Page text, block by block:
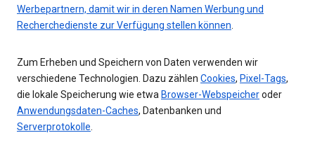
Werbepartnern, damit wir in deren Namen Werbung und
Recherchedienste zur Verfügung stellen können.
Zum Erheben und Speichern von Daten verwenden wir
verschiedene Technologien. Dazu zählen Cookies, Pixel-Tags,
die lokale Speicherung wie etwa Browser-Webspeicheroder
Anwendungsdaten-Caches, Datenbanken und
Serverprotokolle.